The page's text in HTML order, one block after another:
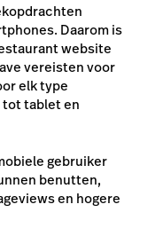
Daarom is
website
vereisten voor
elk type
tot tablet en
gebruiker
benutten,
en hogere